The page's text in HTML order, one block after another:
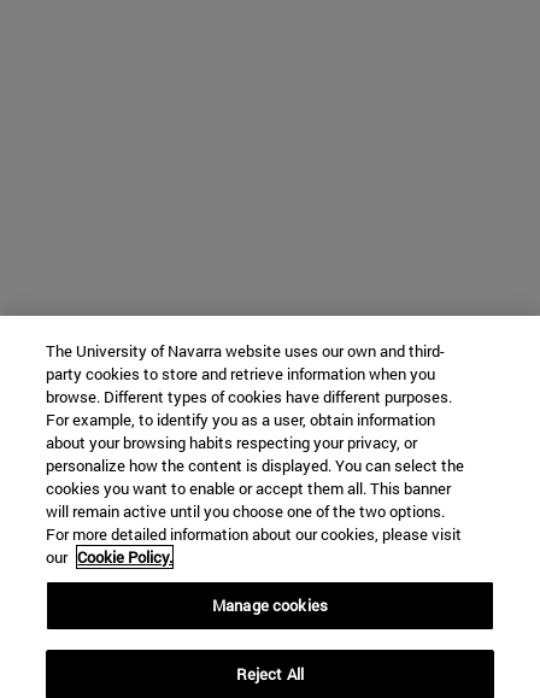
The University of Navarra website uses our own and third-
party cookies to store and retrieve information when you
browse. Different types of cookies have different purposes.
For example, to identify you as a user, obtain information
about your browsing habits respecting your privacy, or
personalize how the content is displayed. You can select the
cookies you want to enable or accept them all. This banner
will remain active until you choose one of the two options.
For more detailed information about our cookies, please visit
our Cookie Policy.
Manage cookies
Reject All